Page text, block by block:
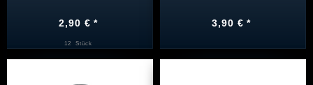
2,90 € *
12 Stück
3,90 € *